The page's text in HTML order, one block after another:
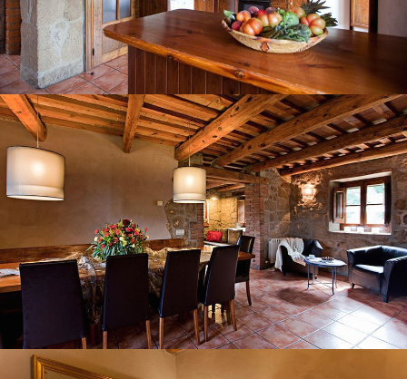
COMEDOR-SALÓN
HABITACIÓN 1